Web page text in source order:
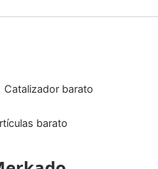
Catalizador barato
barato